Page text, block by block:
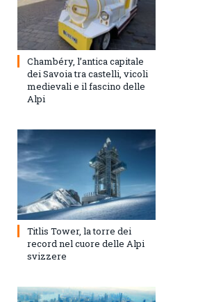
Chambéry, l’antica capitale
dei Savoia tra castelli, vicoli
medievali e il fascino delle
Alpi
Titlis Tower, la torre dei
record nel cuore delle Alpi
svizzere